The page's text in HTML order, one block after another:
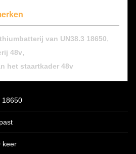
van UN38.3 18650,
48v,
het staartkader 48v
18650
keer